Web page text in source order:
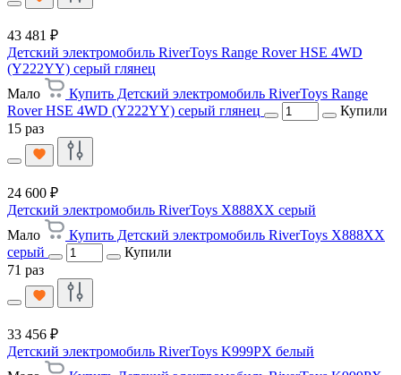
43 481 ₽
Детский электромобиль RiverToys Range Rover HSE 4WD
(Y222YY) серый глянец
Мало
Купить Детский электромобиль RiverToys Range
Rover HSE 4WD (Y222YY) серый глянец
Купили
15 раз
24 600 ₽
Детский электромобиль RiverToys X888XX серый
Мало
Купить Детский электромобиль RiverToys X888XX
серый
Купили
71 раз
33 456 ₽
Детский электромобиль RiverToys K999PX белый